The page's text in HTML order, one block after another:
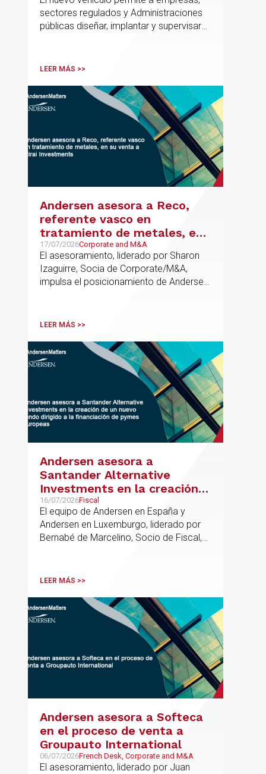
el marco regulatorio europeo
sectores regulados y Administraciones
públicas diseñar, implantar y supervisar
cumplimiento normativo desde el origen.
metodología propia de gestión de
riesgos de IA y se alinea con la
estrategia española de IA soberana
articulada en torno a ALIA.
LEER MÁS >>
Andersen asesora a Reco,
referente vasco en
tratamiento de metales, en
su venta a Mirai Investments
17/07/2026Corporate and M&A
El asesoramiento, liderado por Sharon
Izaguirre, Socia de Corporate/M&A,
impulsa el posicionamiento de Andersen
procesos estratégicos de M&A
LEER MÁS >>
Andersen asesora a
Santander Alternative
Investments en la creación
de un nuevo fondo dirigido a
la financiación de pymes
europeas
16/07/2026Fiscal
El equipo de Andersen en España y
Andersen en Luxemburgo, liderado por
Bernabé de Marcelino, Socio de Fiscal,
formación del fondo, hasta el primer
LEER MÁS >>
Andersen asesora a Softeca
en el proceso de venta a
Groupauto International
06/07/2026French Desk, Corporate and M&A
El asesoramiento, liderado por Juan